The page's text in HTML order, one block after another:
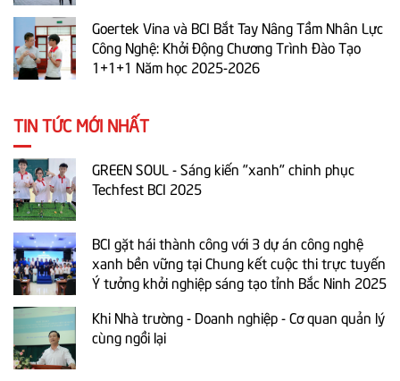
Goertek Vina và BCI Bắt Tay Nâng Tầm Nhân Lực
Công Nghệ: Khởi Động Chương Trình Đào Tạo
1+1+1 Năm học 2025-2026
TIN TỨC MỚI NHẤT
GREEN SOUL - Sáng kiến "xanh" chinh phục
Techfest BCI 2025
BCI gặt hái thành công với 3 dự án công nghệ
xanh bền vững tại Chung kết cuộc thi trực tuyến
Ý tưởng khởi nghiệp sáng tạo tỉnh Bắc Ninh 2025
Khi Nhà trường - Doanh nghiệp - Cơ quan quản lý
cùng ngồi lại